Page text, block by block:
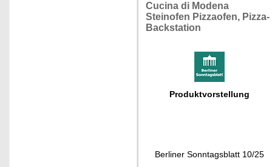
Cucina di Modena
Steinofen Pizzaofen, Pizza-
Backstation
Produktvorstellung
Berliner Sonntagsblatt 10/25